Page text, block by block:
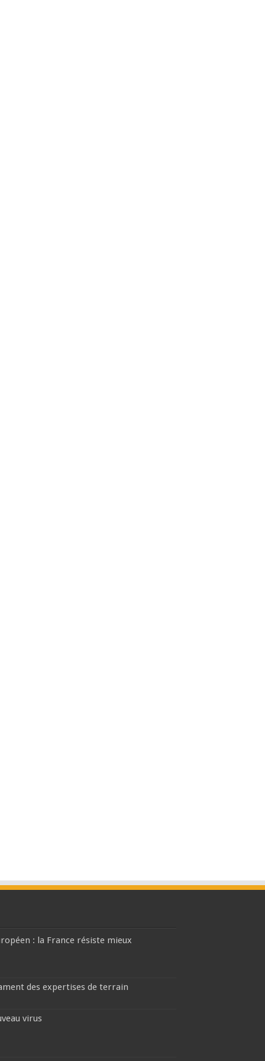
: la France résiste mieux
des expertises de terrain
virus